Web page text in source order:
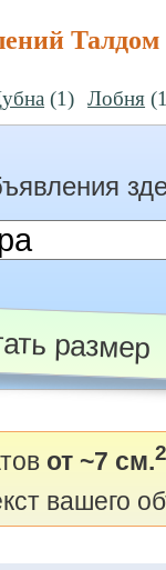
Талдом
(1) Лобня
размер
от ~7 см.2
вашего